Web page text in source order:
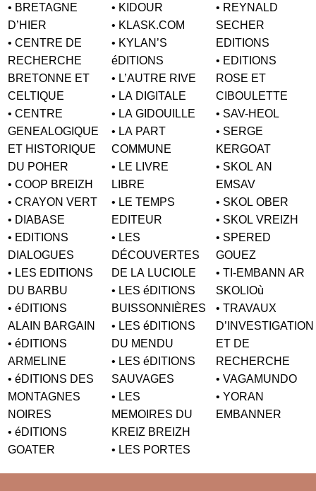
• BRETAGNE
D’HIER
• CENTRE DE
RECHERCHE
BRETONNE ET
CELTIQUE
• CENTRE
GENEALOGIQUE
ET HISTORIQUE
DU POHER
• COOP BREIZH
• CRAYON VERT
• DIABASE
• EDITIONS
DIALOGUES
• LES EDITIONS
DU BARBU
• éDITIONS
ALAIN BARGAIN
• éDITIONS
ARMELINE
• éDITIONS DES
MONTAGNES
NOIRES
• éDITIONS
GOATER
• KIDOUR
• KLASK.COM
• KYLAN’S
éDITIONS
• L’AUTRE RIVE
• LA DIGITALE
• LA GIDOUILLE
• LA PART
COMMUNE
• LE LIVRE
LIBRE
• LE TEMPS
EDITEUR
• LES
DÉCOUVERTES
DE LA LUCIOLE
• LES éDITIONS
BUISSONNIÈRES
• LES éDITIONS
DU MENDU
• LES éDITIONS
SAUVAGES
• LES
MEMOIRES DU
KREIZ BREIZH
• LES PORTES
• REYNALD
SECHER
EDITIONS
• EDITIONS
ROSE ET
CIBOULETTE
• SAV-HEOL
• SERGE
KERGOAT
• SKOL AN
EMSAV
• SKOL OBER
• SKOL VREIZH
• SPERED
GOUEZ
• TI-EMBANN AR
SKOLIOù
• TRAVAUX
D’INVESTIGATION
ET DE
RECHERCHE
• VAGAMUNDO
• YORAN
EMBANNER